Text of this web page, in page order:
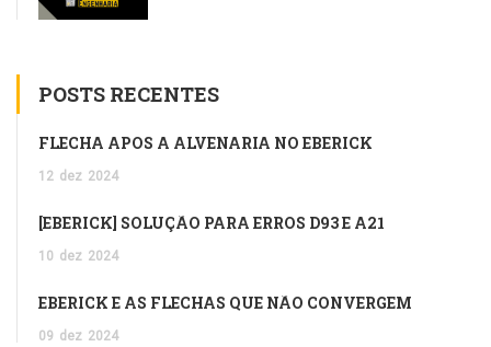
POSTS RECENTES
FLECHA APÓS A ALVENARIA NO EBERICK
12 dez 2024
[EBERICK] SOLUÇÃO PARA ERROS D93 E A21
10 dez 2024
EBERICK E AS FLECHAS QUE NÃO CONVERGEM
09 dez 2024